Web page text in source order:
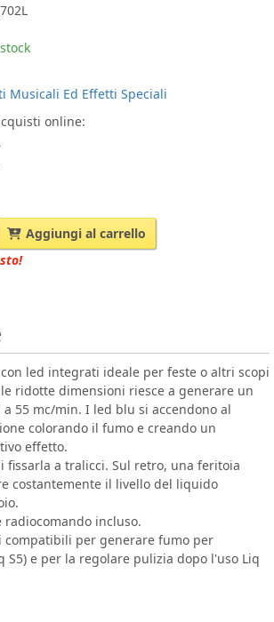
Musicali Ed Effetti Speciali
online:
Aggiungi al carrello
led integrati ideale per feste o altri scopi
ridotte dimensioni riesce a generare un
55 mc/min. I led blu si accendono al
colorando il fumo e creando un
effetto.
fissarla a tralicci. Sul retro, una feritoia
costantemente il livello del liquido
radiocomando incluso.
compatibili per generare fumo per
S5) e per la regolare pulizia dopo l'uso Liq